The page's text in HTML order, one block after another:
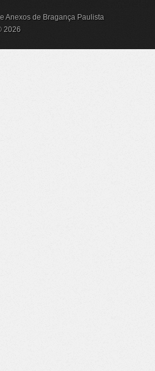
Anexos de Bragança Paulista
2026